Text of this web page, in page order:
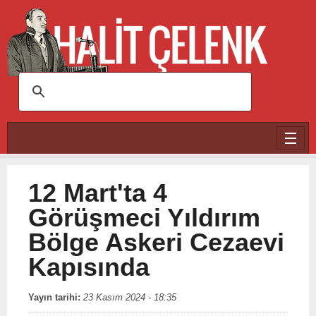
Ana içeriğe atla
12 Mart'ta 4
Görüşmeci Yıldırım
Bölge Askeri Cezaevi
Kapısında
Yayın tarihi: 23 Kasım 2024 - 18:35